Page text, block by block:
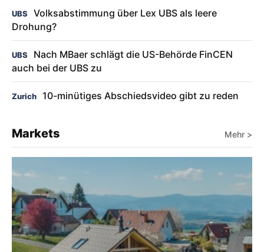
UBS
Volksabstimmung über Lex UBS als leere
Drohung?
UBS
Nach MBaer schlägt die US-Behörde FinCEN
auch bei der UBS zu
Zurich 10-minütiges Abschiedsvideo gibt zu reden
Markets Mehr >